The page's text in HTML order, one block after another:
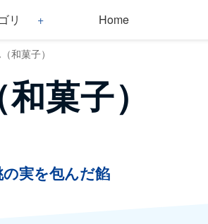
リ Home
和菓子）
菓子）
実を包んだ餡